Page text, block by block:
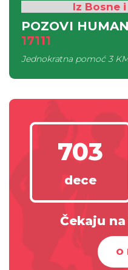
Iz Bosne
POZOVI
17111
Jednokratna pomoć3
703
dece
Čekaju
O